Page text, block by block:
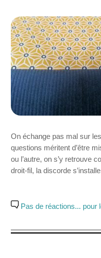
On échange pas mal sur
questions méritent d’être
ou l’autre, on s’y retrouve
droit-fil, la discorde
Pas de réactions... pour